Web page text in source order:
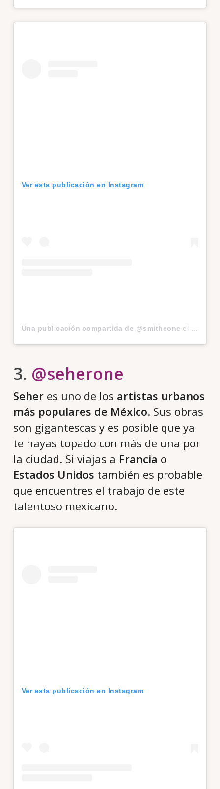
Ver esta publicación en Instagram
Una publicación compartida de @smitheone el
3. @seherone
Seheres uno de los artistas urbanos
más populares de México. Sus obras
son gigantescas y es posible que ya
te hayas topado con más de una por
la ciudad. Si viajas a Francia o
Estados Unidos también es probable
que encuentres el trabajo de este
talentoso mexicano.
Ver esta publicación en Instagram